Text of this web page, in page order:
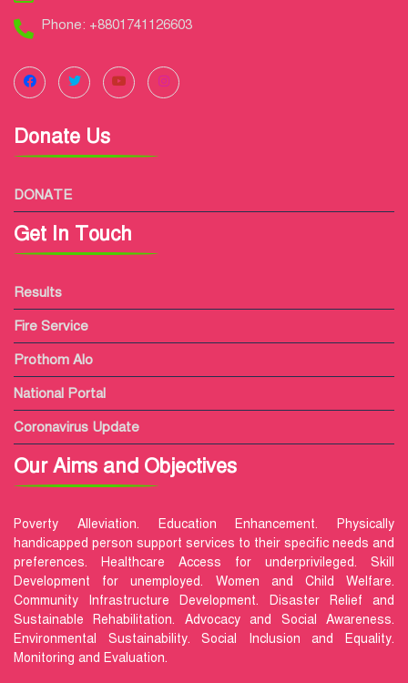
Phone: +8801741126603
Donate Us
DONATE
Get In Touch
Results
Fire Service
Prothom Alo
National Portal
Coronavirus Update
Our Aims and Objectives
Poverty Alleviation. Education Enhancement. Physically
handicapped person support services to their specific needs and
preferences. Healthcare Access for underprivileged. Skill
Development for unemployed. Women and Child Welfare.
Community Infrastructure Development. Disaster Relief and
Sustainable Rehabilitation. Advocacy and Social Awareness.
Environmental Sustainability. Social Inclusion and Equality.
Monitoring and Evaluation.